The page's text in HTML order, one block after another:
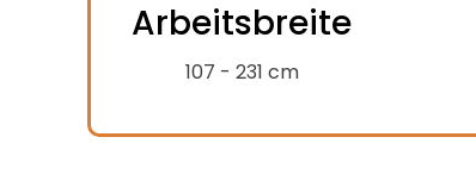
expand-
alt
Arbeitsbreite
107 - 231 cm